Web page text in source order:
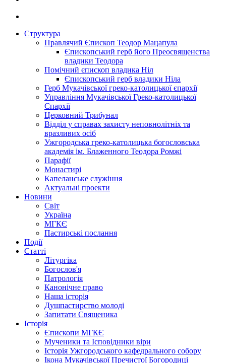
Структура
Правлячий Єпископ Теодор Мацапула
Єпископський герб його Преосвященства
владики Теодора
Помічний єпископ владика Ніл
Єпископський герб владики Ніла
Герб Мукачівської греко-католицької єпархії
Управління Мукачівської Греко-католицької
Єпархії
Церковний Трибунал
Відділ у справах захисту неповнолітніх та
вразливих осіб
Ужгородська греко-католицька богословська
академія ім. Блаженного Теодора Ромжі
Парафії
Монастирі
Капеланське служіння
Актуальні проекти
Новини
Світ
Україна
МГКЄ
Пастирські послання
Події
Статті
Літургіка
Богослов'я
Патрологія
Канонічне право
Наша історія
Душпастирство молоді
Запитати Священика
Історія
Єпископи МГКЄ
Мученики та Ісповідники віри
Історія Ужгородського кафедрального собору
Ікона Мукачівської Пречистої Богородиці